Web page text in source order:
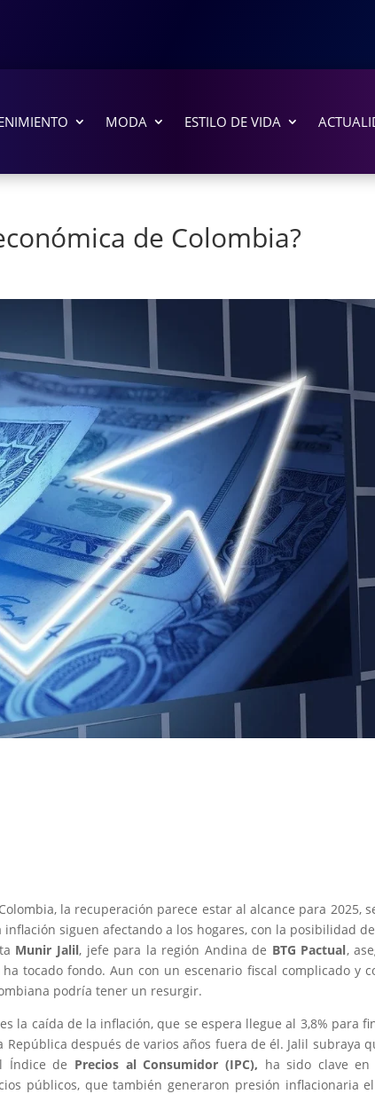
MODA ESTILO DE VIDA
de Colombia?
la recuperación parece estar al alcance para 2025,
siguen afectando a los hogares, con la posibilidad
Munir Jalil, jefe para la región Andina de BTG Pactual,
tocado fondo. Aun con un escenario fiscal complicado y
podría tener un resurgir.
la caída de la inflación, que se espera llegue al 3,8% para
después de varios años fuera de él. Jalil subraya
Índice de Precios al Consumidor (IPC), ha sido clave en
públicos, que también generaron presión inflacionaria